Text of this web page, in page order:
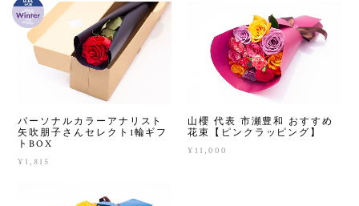
パーソナルカラーアナリスト
矢吹朋子さんセレクト1輪ギフ
トBOX
¥1,815
山櫻 代表 市瀬豊和 おすすめ
花束【ピンクラッピング】
¥11,000